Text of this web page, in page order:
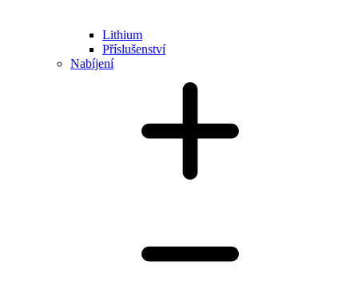
Lithium
Příslušenství
Nabíjení